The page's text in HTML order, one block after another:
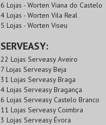
6 Lojas - Worten Viana do Castelo
4 Lojas - Worten Vila Real
5 Lojas - Worten Viseu
SERVEASY:
22 Lojas Serveasy Aveiro
7 Lojas Serveasy Beja
31 Lojas Serveasy Braga
4 Lojas Serveasy Bragança
6 Lojas Serveasy Castelo Branco
11 Lojas Serveasy Coimbra
3 Lojas Serveasy Évora